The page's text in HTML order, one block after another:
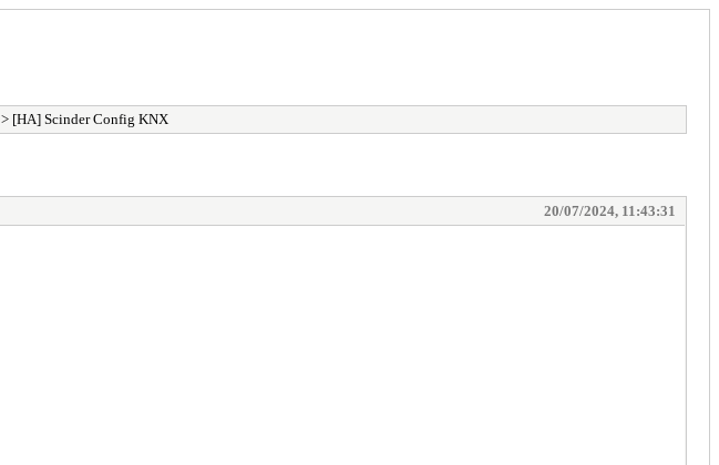
> [HA] Scinder Config KNX
20/07/2024, 11:43:31